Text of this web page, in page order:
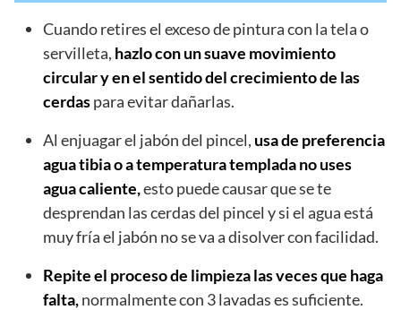
Cuando retires el exceso de pintura con la tela o
servilleta, hazlo con un suave movimiento
circular y en el sentido del crecimiento de las
cerdaspara evitar dañarlas.
Al enjuagar el jabón del pincel, usa de preferencia
agua tibia o a temperatura templada no uses
agua caliente,esto puede causar que se te
desprendan las cerdas del pincel y si el agua está
muy fría el jabón no se va a disolver con facilidad.
Repite el proceso de limpieza las veces que haga
falta,normalmente con 3 lavadas es suficiente.